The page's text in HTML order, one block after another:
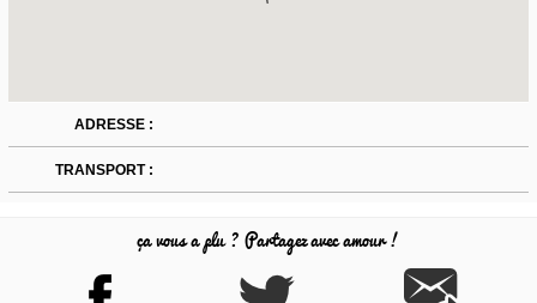
ADRESSE :
TRANSPORT :
ça vous a plu ? Partagez avec amour !